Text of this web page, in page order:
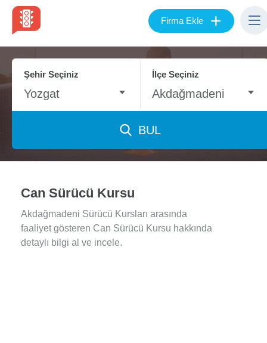
Firma Ekle +
Şehir Seçiniz
Yozgat
İlçe Seçiniz
Akdağmadeni
BUL
Can Sürücü Kursu
Akdağmadeni Sürücü Kursları arasında
faaliyet gösteren Can Sürücü Kursu hakkında
detaylı bilgi al ve incele.